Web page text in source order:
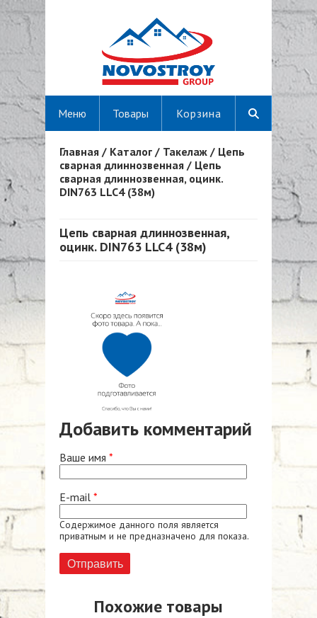
Корзина
Меню Товары
Вы здесь
Главная / Каталог / Такелаж / Цепь
сварная длиннозвенная / Цепь
сварная длиннозвенная, оцинк.
DIN763 LLC4 (38м)
Цепь сварная длиннозвенная,
оцинк. DIN763 LLC4 (38м)
Добавить комментарий
Ваше имя *
E-mail *
Содержимое данного поля является
приватным и не предназначено для показа.
Похожие товары